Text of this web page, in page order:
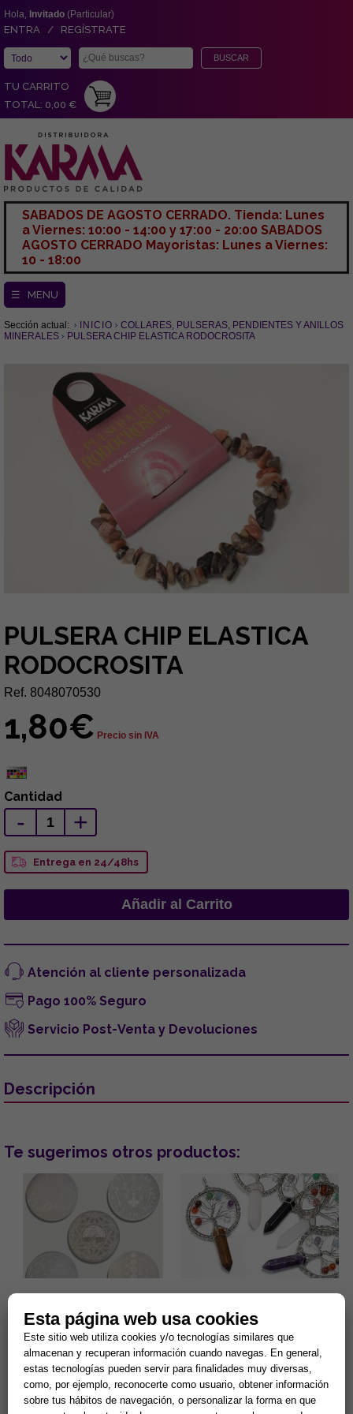
Hola, Invitado (Particular)
ENTRA / REGÍSTRATE
TU CARRITO
TOTAL: 0,00 €
SABADOS DE AGOSTO CERRADO. Tienda: Lunes
a Viernes: 10:00 - 14:00 y 17:00 - 20:00 SABADOS
AGOSTO CERRADO Mayoristas: Lunes a Viernes:
10 - 18:00
☰ MENU
Sección actual: INICIO
COLLARES, PULSERAS, PENDIENTES Y ANILLOS
MINERALES
PULSERA CHIP ELASTICA RODOCROSITA
PULSERA CHIP ELASTICA
RODOCROSITA
Ref. 8048070530
1,80€ Precio sin IVA
Cantidad
- +
Entrega en 24/48hs
Atención al cliente personalizada
Pago 100% Seguro
Servicio Post-Venta y Devoluciones
Descripción
Te sugerimos otros productos:
GRABADO. MODELOS
SURTIDOS (15 cm.)
Gran capacidad para la
limpieza de minerales y
energias negativas.
Propiedades purificantes y
protectoras....
7,90 €
Comprar
7 CHAKRAS Y PUNTA MINERAL
(MINERALES SURTIDOS)
Lleva contigo un poderoso
amuleto de armonía y
protección que combina la
fuerza de la naturaleza con el
poder ...
5,90 €
Comprar
Esta página web usa cookies
Este sitio web utiliza cookies y/o tecnologías similares que
almacenan y recuperan información cuando navegas. En general,
estas tecnologías pueden servir para finalidades muy diversas,
como, por ejemplo, reconocerte como usuario, obtener información
sobre tus hábitos de navegación, o personalizar la forma en que